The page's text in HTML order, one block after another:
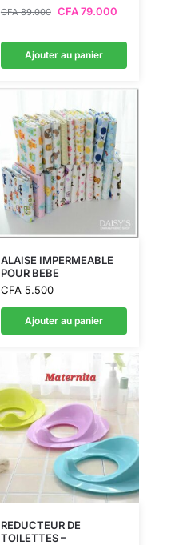
CFA89.000 CFA79.000
Ajouter au panier
ALAISE IMPERMEABLE
POUR BEBE
CFA5.500
Ajouter au panier
REDUCTEUR DE
TOILETTES –